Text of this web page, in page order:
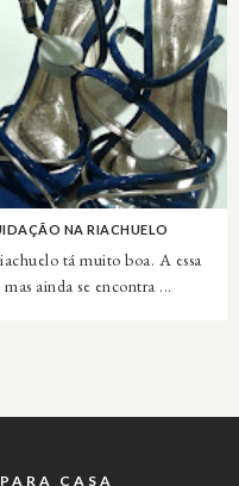
NA RIACHUELO
tá muito boa. A essa
ainda se encontra ...
CASA